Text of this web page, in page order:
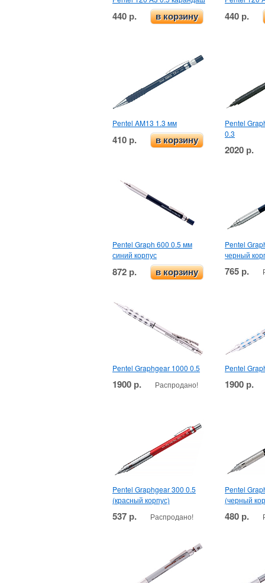
440 р. в корзину 440 р.
Pentel AM13 1.3 мм
410 р. в корзину
Pentel
0.3
2020 р.
Pentel Graph 600 0.5 мм
синий корпус
872 р. в корзину
Pentel
черный
765 р.
Pentel Graphgear 1000 0.5
1900 р. Распродано!
Pentel
1900 р.
Pentel Graphgear 300 0.5
(красный корпус)
537 р. Распродано!
Pentel
(черный
480 р.